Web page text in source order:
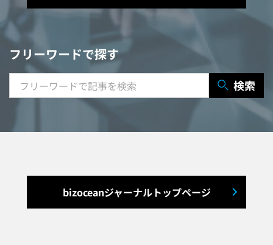
マニュアル作成システム
契約書レビューシステム
研修システム 受付システム
フリーワードで探す
検索
bizoceanジャーナルトップページ